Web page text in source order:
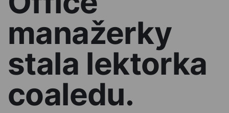
manažerky
stala lektorka
coaledu.